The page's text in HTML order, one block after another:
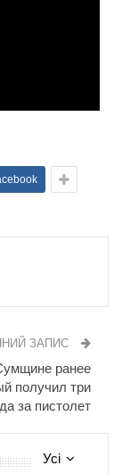
ЗАПИС
ранее
получил три
за пистолет
Усі